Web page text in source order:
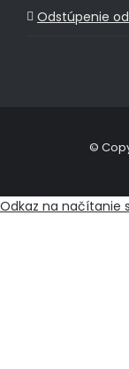
Odstúpenie
©
Odkaz na načítanie